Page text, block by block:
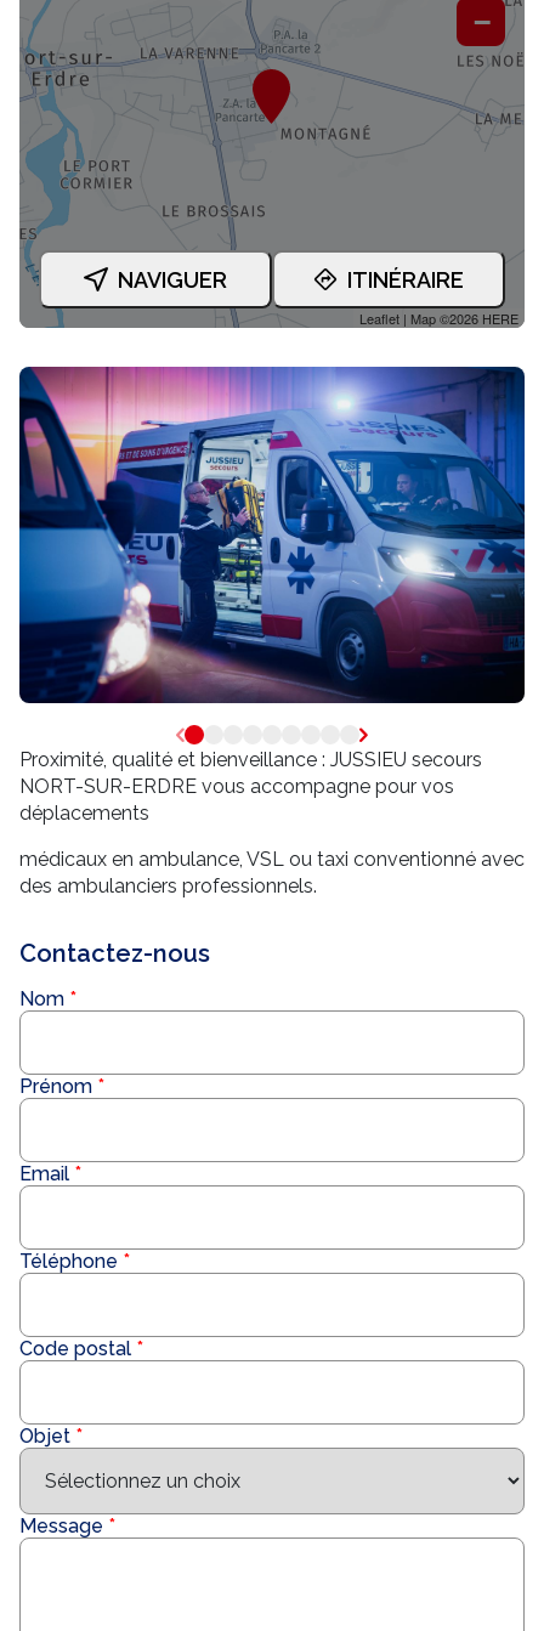
−
Leaflet | Map ©2026 HERE
NAVIGUER ITINÉRAIRE
Proximité, qualité et bienveillance : JUSSIEU secours
NORT-SUR-ERDRE vous accompagne pour vos
déplacements
médicaux en ambulance, VSL ou taxi conventionné avec
des ambulanciers professionnels.
Contactez-nous
Nom
Prénom
Email
Téléphone
Code postal
Objet
Message